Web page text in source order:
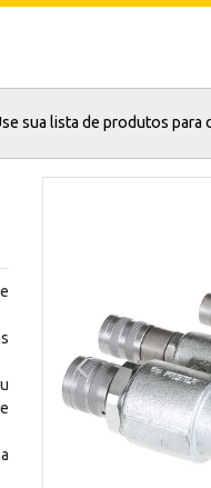
sua lista de produtos para